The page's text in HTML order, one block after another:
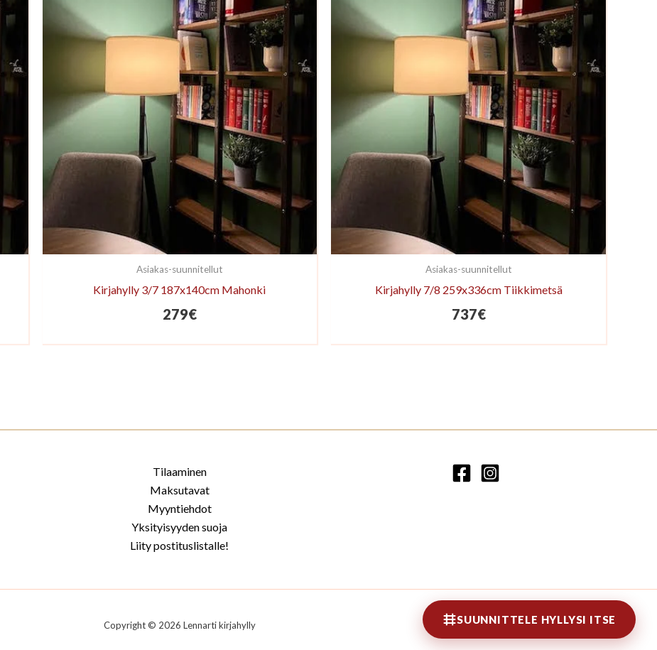
Asiakas-suunnitellut
Kirjahylly 3/7 187x140cm Mahonki
279€
Asiakas-suunnitellut
Kirjahylly 7/8 259x336cm Tiikkimetsä
737€
Tilaaminen
Maksutavat
Myyntiehdot
Yksityisyyden suoja
Liity postituslistalle!
Copyright © 2026 Lennarti kirjahylly SUUNNITTELE HYLLYSI ITSE